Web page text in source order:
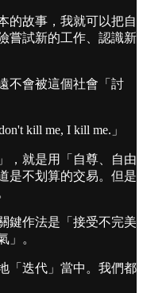
的故事，我就可以把自
嘗試新的工作、認識新
不會被這個社會「討
kill me, I kill me.」
，就是用「自尊、自由
是不划算的交易。但是
鍵作法是「接受不完美
」。
「迭代」當中。我們都